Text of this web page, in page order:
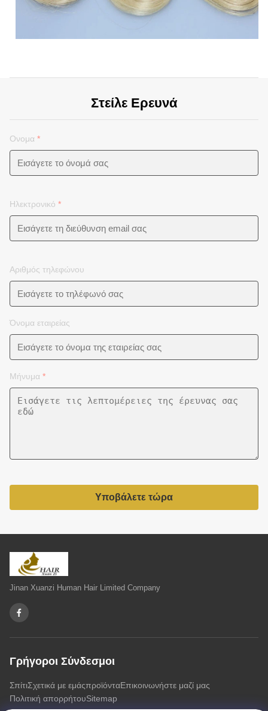
Στείλε Ερευνά
Ονομα *
Ηλεκτρονικό *
Αριθμός τηλεφώνου
Όνομα εταιρείας
Μήνυμα *
Υποβάλετε τώρα
Jinan Xuanzi Human Hair Limited Company
Γρήγοροι Σύνδεσμοι
ΣπίτιΣχετικά με εμάςπροϊόνταΕπικοινωνήστε μαζί μας
Πολιτική απορρήτουSitemap